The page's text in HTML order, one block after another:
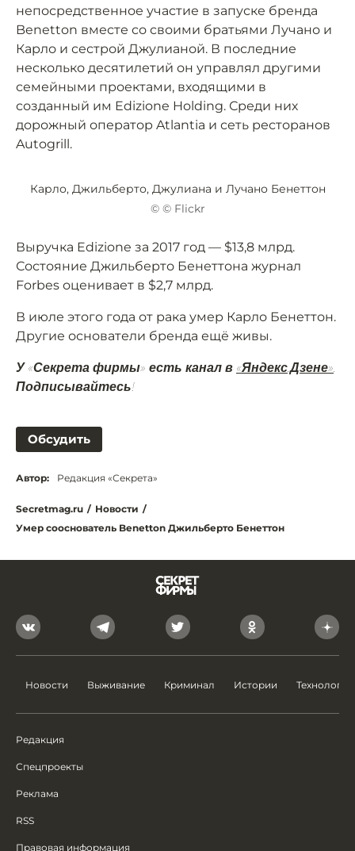
непосредственное участие в запуске бренда
Benetton вместе со своими братьями Лучано и
Карло и сестрой Джулианой. В последние
несколько десятилетий он управлял другими
семейными проектами, входящими в
созданный им Edizione Holding. Среди них
дорожный оператор Atlantia и сеть ресторанов
Autogrill.
Карло, Джильберто, Джулиана и Лучано Бенеттон
© © Flickr
Выручка Edizione за 2017 год — $13,8 млрд.
Состояние Джильберто Бенеттона журнал
Forbes оценивает в $2,7 млрд.
В июле этого года от рака умер Карло Бенеттон.
Другие основатели бренда ещё живы.
У «Секрета фирмы» есть канал в «Яндекс.Дзене»
Подписывайтесь!
Обсудить
Автор: Редакция «Секрета»
Secretmag.ru / Новости /
Умер сооснователь Benetton Джильберто Бенеттон
Новости Выживание Криминал Истории Технологии
Редакция
Спецпроекты
Реклама
RSS
Правовая информация